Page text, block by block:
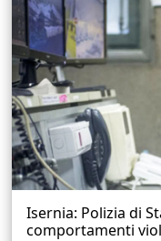
Isernia: Polizia di
comportamenti